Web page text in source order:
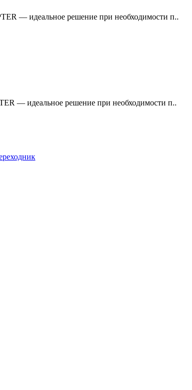
— идеальное решение при необходимости п..
— идеальное решение при необходимости п..